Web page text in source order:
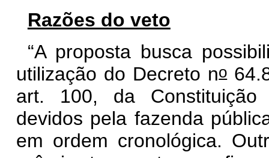
Razões do veto
“A proposta busca
utilização do Decreto no
art. 100, da Constituição
devidos pela fazenda
em ordem cronológica.